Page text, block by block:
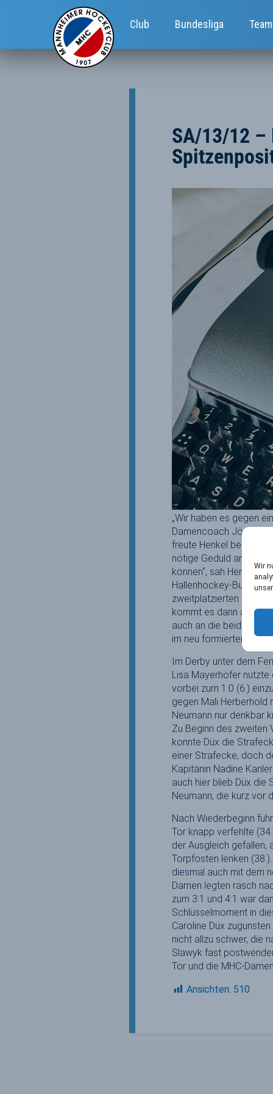
Wir
Club Bundesliga
SA/13/12 –
„Wir haben es gegen
Damencoach Jörn
freute Henkel
nötige Geduld an den
können“, sah Henkel
Hallenhockey-
zweitplatzierten
kommt es dann an
auch an die beiden
im neu formierten
Im Derby unter dem
Lisa Mayerhöfer nutzte
vorbei zum 1:0 (6.)
gegen Mali Herberhold
Neumann nur denkbar
Zu Beginn des zweiten
konnte Düx die
einer Strafecke, doch
Kapitänin Nadine
auch hier blieb Düx die
Neumann, die kurz vor
Nach Wiederbeginn
Tor knapp verfehlte
der Ausgleich gefallen,
Torpfosten lenken
diesmal auch mit dem
Damen legten rasch
zum 3:1 und 4:1 war
Schlüsselmoment in
Caroline Düx
nicht allzu schwer, die
Slawyk fast
Tor und die MHC-
Ansichten: 510